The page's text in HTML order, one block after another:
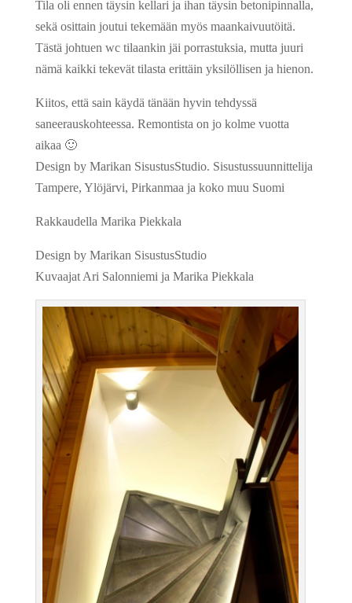
Tila oli ennen täysin kellari ja ihan täysin betonipinnalla,
sekä osittain joutui tekemään myös maankaivuutöitä.
Tästä johtuen wc tilaankin jäi porrastuksia, mutta juuri
nämä kaikki tekevät tilasta erittäin yksilöllisen ja hienon.
Kiitos, että sain käydä tänään hyvin tehdyssä
saneerauskohteessa. Remontista on jo kolme vuotta
aikaa 🙂
Design by Marikan SisustusStudio. Sisustussuunnittelija
Tampere, Ylöjärvi, Pirkanmaa ja koko muu Suomi
Rakkaudella Marika Piekkala
Design by Marikan SisustusStudio
Kuvaajat Ari Salonniemi ja Marika Piekkala